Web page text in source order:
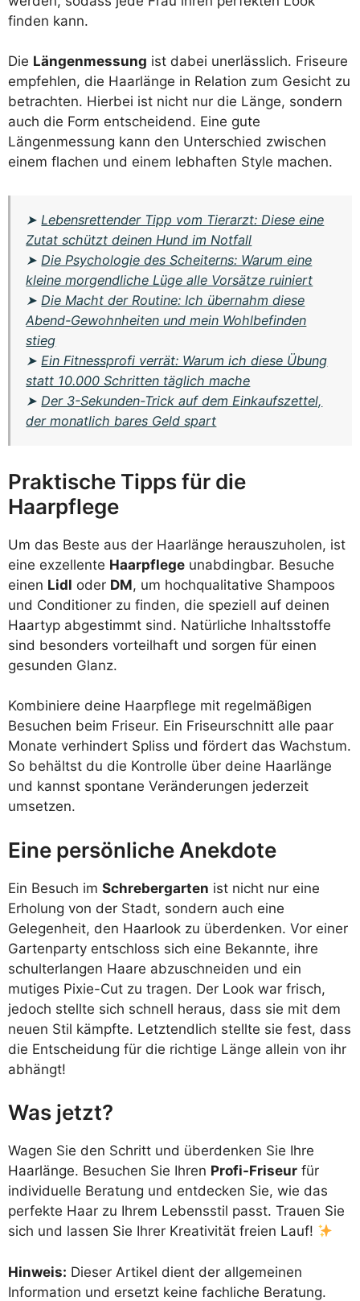
finden kann.
Die Längenmessung ist dabei unerlässlich. Friseure
empfehlen, die Haarlänge in Relation zum Gesicht zu
betrachten. Hierbei ist nicht nur die Länge, sondern
auch die Form entscheidend. Eine gute
Längenmessung kann den Unterschied zwischen
einem flachen und einem lebhaften Style machen.
➤ Lebensrettender Tipp vom Tierarzt: Diese eine
Zutat schützt deinen Hund im Notfall
➤ Die Psychologie des Scheiterns: Warum eine
kleine morgendliche Lüge alle Vorsätze ruiniert
➤ Die Macht der Routine: Ich übernahm diese
Abend-Gewohnheiten und mein Wohlbefinden
stieg
➤ Ein Fitnessprofi verrät: Warum ich diese Übung
statt 10.000 Schritten täglich mache
➤ Der 3-Sekunden-Trick auf dem Einkaufszettel,
der monatlich bares Geld spart
Praktische Tipps für die
Haarpflege
Um das Beste aus der Haarlänge herauszuholen, ist
eine exzellente Haarpflege unabdingbar. Besuche
einen Lidl oder DM, um hochqualitative Shampoos
und Conditioner zu finden, die speziell auf deinen
Haartyp abgestimmt sind. Natürliche Inhaltsstoffe
sind besonders vorteilhaft und sorgen für einen
gesunden Glanz.
Kombiniere deine Haarpflege mit regelmäßigen
Besuchen beim Friseur. Ein Friseurschnitt alle paar
Monate verhindert Spliss und fördert das Wachstum.
So behältst du die Kontrolle über deine Haarlänge
und kannst spontane Veränderungen jederzeit
umsetzen.
Eine persönliche Anekdote
Ein Besuch im Schrebergarten ist nicht nur eine
Erholung von der Stadt, sondern auch eine
Gelegenheit, den Haarlook zu überdenken. Vor einer
Gartenparty entschloss sich eine Bekannte, ihre
schulterlangen Haare abzuschneiden und ein
mutiges Pixie-Cut zu tragen. Der Look war frisch,
jedoch stellte sich schnell heraus, dass sie mit dem
neuen Stil kämpfte. Letztendlich stellte sie fest, dass
die Entscheidung für die richtige Länge allein von ihr
abhängt!
Was jetzt?
Wagen Sie den Schritt und überdenken Sie Ihre
Haarlänge. Besuchen Sie Ihren Profi-Friseur für
individuelle Beratung und entdecken Sie, wie das
perfekte Haar zu Ihrem Lebensstil passt. Trauen Sie
sich und lassen Sie Ihrer Kreativität freien Lauf!
Hinweis: Dieser Artikel dient der allgemeinen
Information und ersetzt keine fachliche Beratung.